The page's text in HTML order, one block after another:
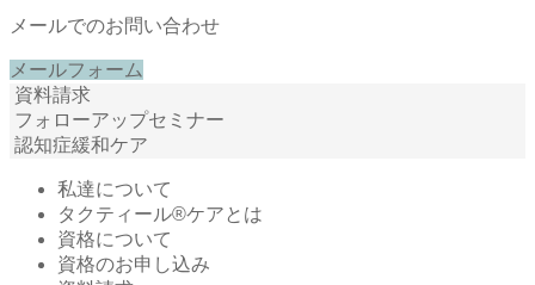
メールでのお問い合わせ
メールフォーム
資料請求
フォローアップセミナー
認知症緩和ケア
私達について
タクティール®ケアとは
資格について
資格のお申し込み